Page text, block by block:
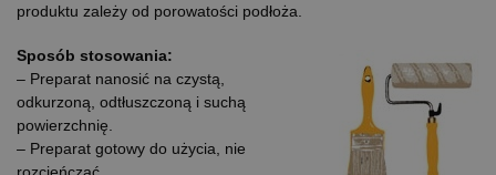
produktu zależy od porowatości podłoża.
Sposób stosowania:
– Preparat nanosić na czystą,
odkurzoną, odtłuszczoną i suchą
powierzchnię.
– Preparat gotowy do użycia, nie